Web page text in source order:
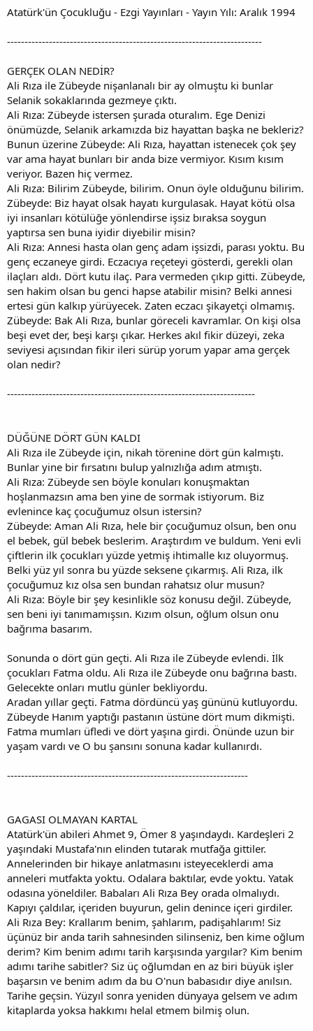
Atatürk'ün Çocukluğu - Ezgi Yayınları - Yayın Yılı: Aralık 1994
-------------------------------------------------------------------------
GERÇEK OLAN NEDİR?
Ali Rıza ile Zübeyde nişanlanalı bir ay olmuştu ki bunlar
Selanik sokaklarında gezmeye çıktı.
Ali Rıza: Zübeyde istersen şurada oturalım. Ege Denizi
önümüzde, Selanik arkamızda biz hayattan başka ne bekleriz?
Bunun üzerine Zübeyde: Ali Rıza, hayattan istenecek çok şey
var ama hayat bunları bir anda bize vermiyor. Kısım kısım
veriyor. Bazen hiç vermez.
Ali Rıza: Bilirim Zübeyde, bilirim. Onun öyle olduğunu bilirim.
Zübeyde: Biz hayat olsak hayatı kurgulasak. Hayat kötü olsa
iyi insanları kötülüğe yönlendirse işsiz bıraksa soygun
yaptırsa sen buna iyidir diyebilir misin?
Ali Rıza: Annesi hasta olan genç adam işsizdi, parası yoktu. Bu
genç eczaneye girdi. Eczacıya reçeteyi gösterdi, gerekli olan
ilaçları aldı. Dört kutu ilaç. Para vermeden çıkıp gitti. Zübeyde,
sen hakim olsan bu genci hapse atabilir misin? Belki annesi
ertesi gün kalkıp yürüyecek. Zaten eczacı şikayetçi olmamış.
Zübeyde: Bak Ali Rıza, bunlar göreceli kavramlar. On kişi olsa
beşi evet der, beşi karşı çıkar. Herkes akıl fikir düzeyi, zeka
seviyesi açısından fikir ileri sürüp yorum yapar ama gerçek
olan nedir?
-----------------------------------------------------------------------
DÜĞÜNE DÖRT GÜN KALDI
Ali Rıza ile Zübeyde için, nikah törenine dört gün kalmıştı.
Bunlar yine bir fırsatını bulup yalnızlığa adım atmıştı.
Ali Rıza: Zübeyde sen böyle konuları konuşmaktan
hoşlanmazsın ama ben yine de sormak istiyorum. Biz
evlenince kaç çocuğumuz olsun istersin?
Zübeyde: Aman Ali Rıza, hele bir çocuğumuz olsun, ben onu
el bebek, gül bebek beslerim. Araştırdım ve buldum. Yeni evli
çiftlerin ilk çocukları yüzde yetmiş ihtimalle kız oluyormuş.
Belki yüz yıl sonra bu yüzde seksene çıkarmış. Ali Rıza, ilk
çocuğumuz kız olsa sen bundan rahatsız olur musun?
Ali Rıza: Böyle bir şey kesinlikle söz konusu değil. Zübeyde,
sen beni iyi tanımamışsın. Kızım olsun, oğlum olsun onu
bağrıma basarım.
Sonunda o dört gün geçti. Ali Rıza ile Zübeyde evlendi. İlk
çocukları Fatma oldu. Ali Rıza ile Zübeyde onu bağrına bastı.
Gelecekte onları mutlu günler bekliyordu.
Aradan yıllar geçti. Fatma dördüncü yaş gününü kutluyordu.
Zübeyde Hanım yaptığı pastanın üstüne dört mum dikmişti.
Fatma mumları üfledi ve dört yaşına girdi. Önünde uzun bir
yaşam vardı ve O bu şansını sonuna kadar kullanırdı.
---------------------------------------------------------------------
GAGASI OLMAYAN KARTAL
Atatürk'ün abileri Ahmet 9, Ömer 8 yaşındaydı. Kardeşleri 2
yaşındaki Mustafa'nın elinden tutarak mutfağa gittiler.
Annelerinden bir hikaye anlatmasını isteyeceklerdi ama
anneleri mutfakta yoktu. Odalara baktılar, evde yoktu. Yatak
odasına yöneldiler. Babaları Ali Rıza Bey orada olmalıydı.
Kapıyı çaldılar, içeriden buyurun, gelin denince içeri girdiler.
Ali Rıza Bey: Krallarım benim, şahlarım, padişahlarım! Siz
üçünüz bir anda tarih sahnesinden silinseniz, ben kime oğlum
derim? Kim benim adımı tarih karşısında yargılar? Kim benim
adımı tarihe sabitler? Siz üç oğlumdan en az biri büyük işler
başarsın ve benim adım da bu O'nun babasıdır diye anılsın.
Tarihe geçsin. Yüzyıl sonra yeniden dünyaya gelsem ve adım
kitaplarda yoksa hakkımı helal etmem bilmiş olun.